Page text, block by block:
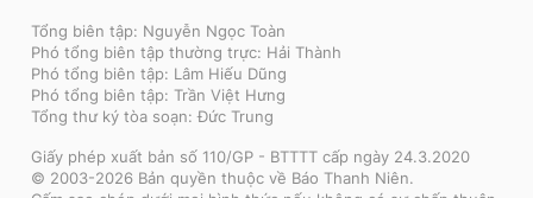
Tổng biên tập: Nguyễn Ngọc Toàn
Phó tổng biên tập thường trực: Hải Thành
Phó tổng biên tập: Lâm Hiếu Dũng
Phó tổng biên tập: Trần Việt Hưng
Tổng thư ký tòa soạn: Đức Trung
Giấy phép xuất bản số 110/GP - BTTTT cấp ngày 24.3.2020
© 2003-2026 Bản quyền thuộc về Báo Thanh Niên.